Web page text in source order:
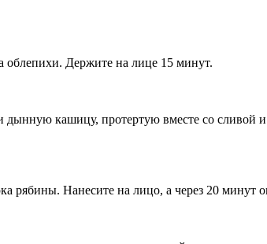
облепихи. Держите на лице 15 минут.
кашицу, протертую вместе со сливой
рябины. Нанесите на лицо, а через 20 минут